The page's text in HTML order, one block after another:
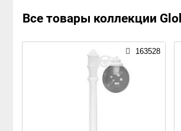
Все товары коллекции
163528